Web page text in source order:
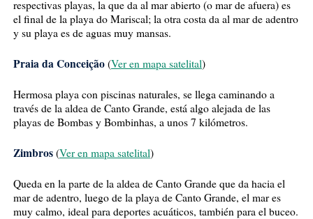
respectivas playas, la que da al mar abierto (o mar de afuera) es
el final de la playa do Mariscal; la otra costa da al mar de adentro
y su playa es de aguas muy mansas.
Praia da Conceição(Ver en mapa satelital)
Hermosa playa con piscinas naturales, se llega caminando a
través de la aldea de Canto Grande, está algo alejada de las
playas de Bombas y Bombinhas, a unos 7 kilómetros.
Zimbros(Ver en mapa satelital)
Queda en la parte de la aldea de Canto Grande que da hacia el
mar de adentro, luego de la playa de Canto Grande, el mar es
muy calmo, ideal para deportes acuáticos, también para el buceo.